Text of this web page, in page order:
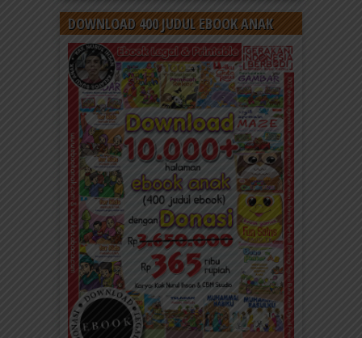
DOWNLOAD 400 JUDUL EBOOK ANAK